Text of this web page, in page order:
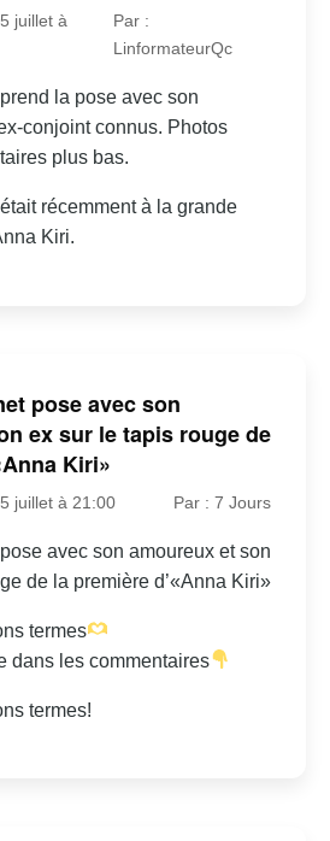
juillet à
Par :
LinformateurQc
la pose avec son
conjoint connus. Photos
plus bas.
récemment à la grande
Kiri.
pose avec son
ex sur le tapis rouge de
Kiri»
juillet à 21:00 Par : 7 Jours
avec son amoureux et son
de la première d’«Anna Kiri»
termes
dans les commentaires
termes!